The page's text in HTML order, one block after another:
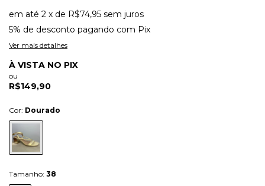
em até 2 x de R$74,95 sem juros
5% de desconto pagando com Pix
Ver mais detalhes
À VISTA NO PIX
ou
R$149,90
Cor: Dourado
Tamanho: 38